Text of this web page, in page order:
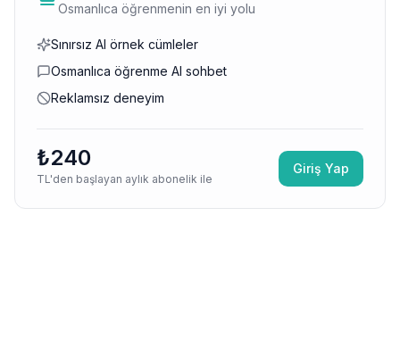
Osmanlıca öğrenmenin en iyi yolu
Sınırsız AI örnek cümleler
Osmanlıca öğrenme AI sohbet
Reklamsız deneyim
₺240
TL'den başlayan aylık abonelik ile
Giriş Yap